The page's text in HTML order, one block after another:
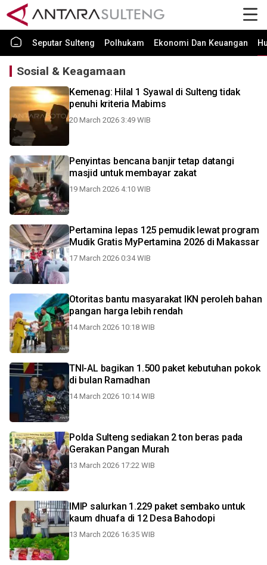
Seputar Sulteng Polhukam Ekonomi Dan Keuangan
Sosial & Keagamaan
Kemenag: Hilal 1 Syawal di Sulteng tidak
penuhi kriteria Mabims
20 March 2026 3:49 WIB
Penyintas bencana banjir tetap datangi
masjid untuk membayar zakat
19 March 2026 4:10 WIB
Pertamina lepas 125 pemudik lewat program
Mudik Gratis MyPertamina 2026 di Makassar
17 March 2026 0:34 WIB
Otoritas bantu masyarakat IKN peroleh bahan
pangan harga lebih rendah
14 March 2026 10:18 WIB
TNI-AL bagikan 1.500 paket kebutuhan pokok
di bulan Ramadhan
14 March 2026 10:14 WIB
Polda Sulteng sediakan 2 ton beras pada
Gerakan Pangan Murah
13 March 2026 17:22 WIB
IMIP salurkan 1.229 paket sembako untuk
kaum dhuafa di 12 Desa Bahodopi
13 March 2026 16:35 WIB